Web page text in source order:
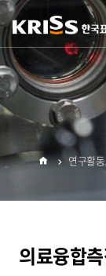
의료융합
연구활동